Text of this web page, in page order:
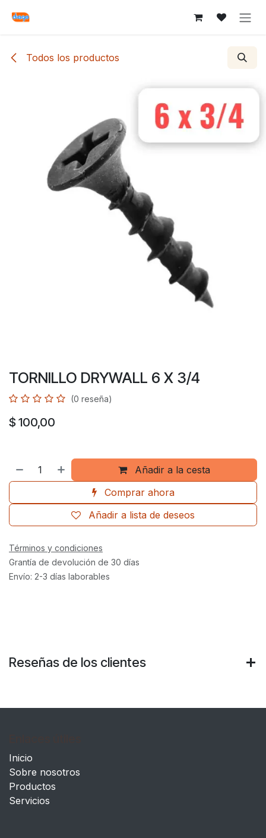
Todos los productos
TORNILLO DRYWALL 6 X 3/4
(0 reseña)
$ 100,00
Añadir a la cesta
Comprar ahora
Añadir a lista de deseos
Términos y condiciones
Grantía de devolución de 30 días
Envío: 2-3 días laborables
Reseñas de los clientes
Inicio
Sobre nosotros
Productos
Servicios